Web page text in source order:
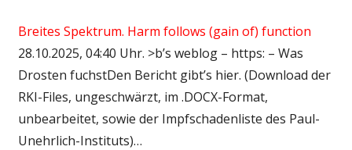
Breites Spektrum. Harm follows (gain of) function
28.10.2025, 04:40 Uhr. >b’s weblog – https: – Was
Drosten fuchstDen Bericht gibt’s hier. (Download der
RKI-Files, ungeschwärzt, im .DOCX-Format,
unbearbeitet, sowie der Impfschadenliste des Paul-
Unehrlich-Instituts)…